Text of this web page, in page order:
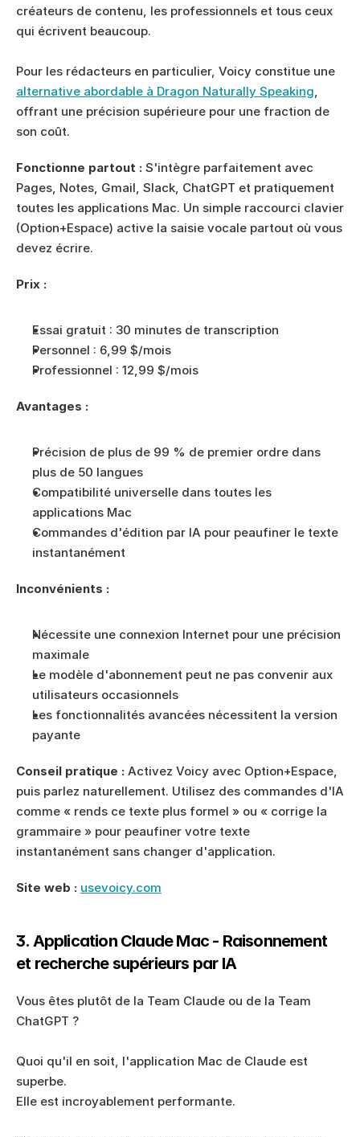
créateurs de contenu, les professionnels et tous ceux
qui écrivent beaucoup.
alternative abordable à Dragon Naturally Speaking,
offrant une précision supérieure pour une fraction de
son coût.
Fonctionne partout : S'intègre parfaitement avec
Pages, Notes, Gmail, Slack, ChatGPT et pratiquement
toutes les applications Mac. Un simple raccourci clavier
(Option+Espace) active la saisie vocale partout où vous
devez écrire.
Prix :
Essai gratuit : 30 minutes de transcription
Personnel : 6,99 $/mois
Professionnel : 12,99 $/mois
Avantages :
Précision de plus de 99 % de premier ordre dans
plus de 50 langues
Compatibilité universelle dans toutes les
applications Mac
Commandes d'édition par IA pour peaufiner le texte
instantanément
Inconvénients :
Nécessite une connexion Internet pour une précision
maximale
Le modèle d'abonnement peut ne pas convenir aux
utilisateurs occasionnels
Les fonctionnalités avancées nécessitent la version
payante
Conseil pratique : Activez Voicy avec Option+Espace,
puis parlez naturellement. Utilisez des commandes d'IA
comme « rends ce texte plus formel » ou « corrige la
grammaire » pour peaufiner votre texte
instantanément sans changer d'application.
Site web : usevoicy.com
3. Application Claude Mac - Raisonnement
et recherche supérieurs par IA
Vous êtes plutôt de la Team Claude ou de la Team
ChatGPT ?
Quoi qu'il en soit, l'application Mac de Claude est
superbe.
Elle est incroyablement performante.